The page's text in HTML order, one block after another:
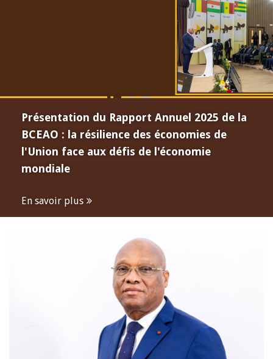
Présentation du Rapport Annuel 2025 de la
BCEAO : la résilience des économies de
l'Union face aux défis de l'économie
mondiale
En savoir plus